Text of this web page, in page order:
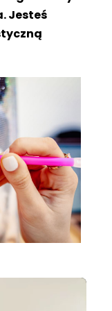
Jesteś